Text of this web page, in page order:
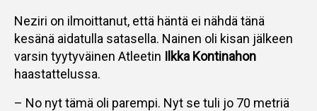
Neziri on ilmoittanut, että häntä ei nähdä tänä
kesänä aidatulla satasella. Nainen oli kisan jälkeen
varsin tyytyväinen Atleetin Ilkka Kontinahon
haastattelussa.
– No nyt tämä oli parempi. Nyt se tuli jo 70 metriä